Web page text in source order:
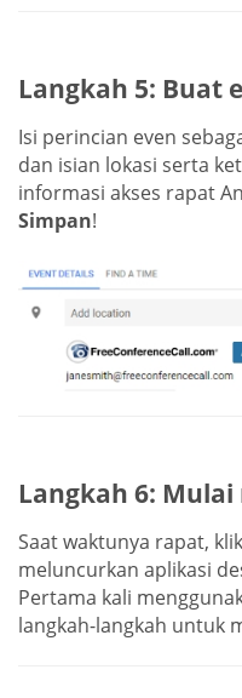
Langkah 5: Buat
Isi perincian even
dan isian lokasi serta
informasi akses rapat
Simpan!
Langkah 6:
Saat waktunya rapat, klik
meluncurkan aplikasi
Pertama kali
langkah-langkah untuk